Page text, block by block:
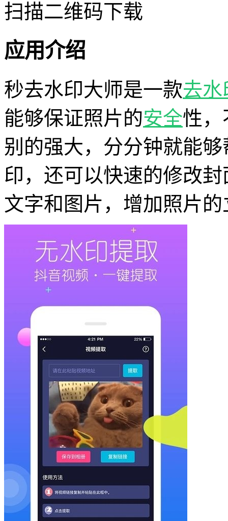
扫描二维码下载
应用介绍
秒去水印大师是一款去水
能够保证照片的安全性，
别的强大，分分钟就能
印，还可以快速的修改
文字和图片，增加照片